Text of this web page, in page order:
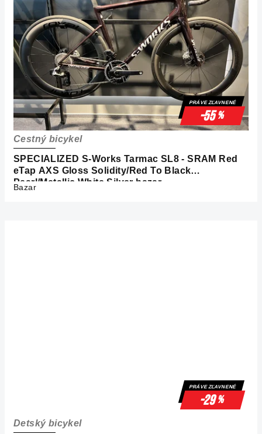
PRÁVE ZĽAVNENÉ
-55%
SPECIALIZED S-Works Tarmac SL8 - SRAM Red
eTap AXS Gloss Solidity/Red To Black
Pearl/Metallic White Silver bazar
Cestný bicykel
Bazar
PRÁVE ZĽAVNENÉ
-29%
Detský bicykel